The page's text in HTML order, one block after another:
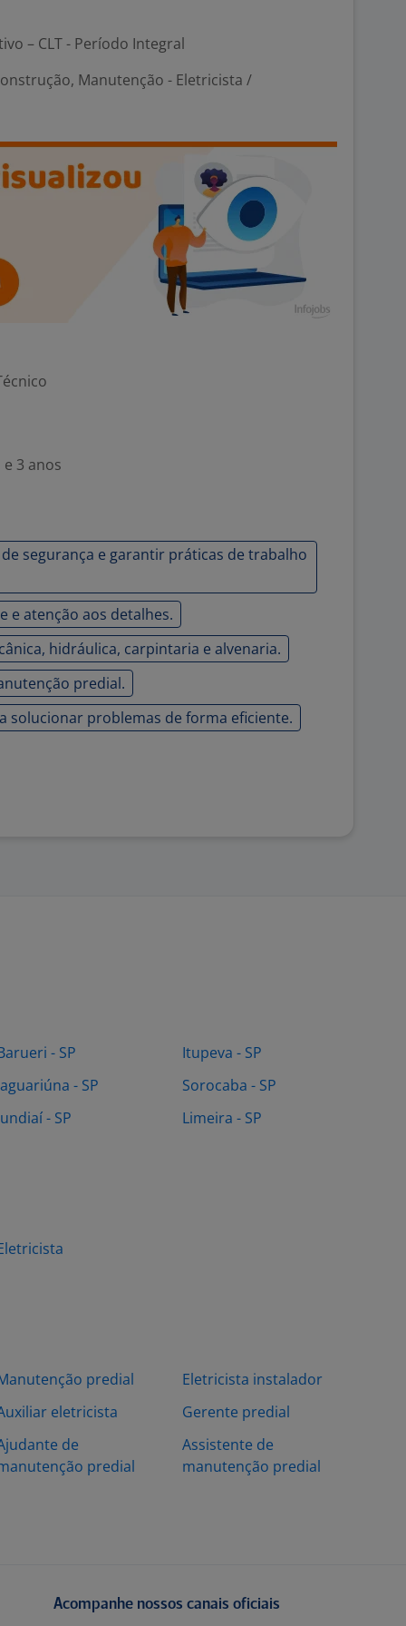
– CLT - Período Integral
Manutenção - Eletricista /
3 anos
segurança e garantir práticas de trabalho
e atenção aos detalhes.
hidráulica, carpintaria e alvenaria.
predial.
solucionar problemas de forma eficiente.
- SP
- SP
- SP
Itupeva - SP
Sorocaba - SP
Limeira - SP
predial
eletricista
de
predial
Eletricista instalador
Gerente predial
Assistente de
manutenção predial
Acompanhe nossos canais oficiais